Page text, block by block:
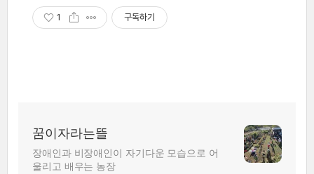
1 구독하기
꿈이자라는뜰
장애인과 비장애인이 자기다운 모습으로 어
울리고 배우는 농장